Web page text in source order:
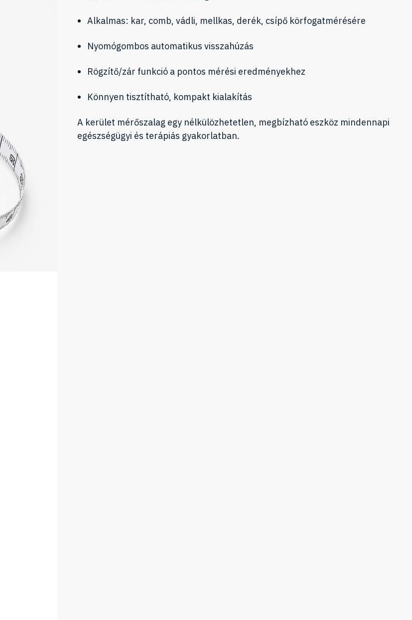
Alkalmas: kar, comb, vádli, mellkas, derék, csípő körfogatmérésére
Nyomógombos automatikus visszahúzás
Rögzítő/zár funkció a pontos mérési eredményekhez
Könnyen tisztítható, kompakt kialakítás
A kerület mérőszalag egy nélkülözhetetlen, megbízható eszköz mindennapi
egészségügyi és terápiás gyakorlatban.